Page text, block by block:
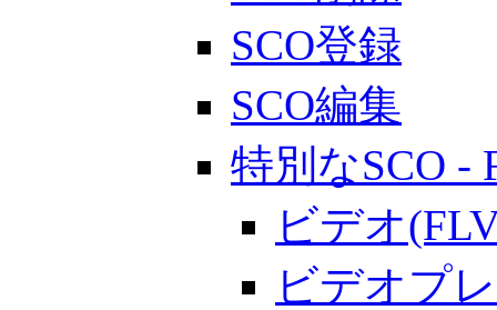
SCO登録
SCO編集
特別なSCO -
ビデオ
ビデオプ